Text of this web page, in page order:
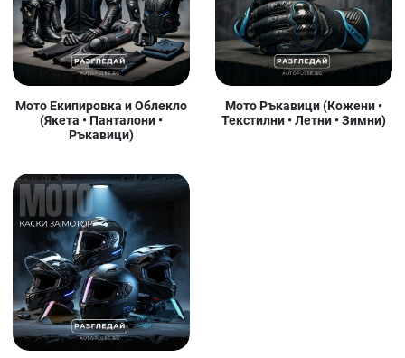
Мото Екипировка и Облекло
(Якета • Панталони •
Ръкавици)
Мото Ръкавици (Кожени •
Текстилни • Летни • Зимни)